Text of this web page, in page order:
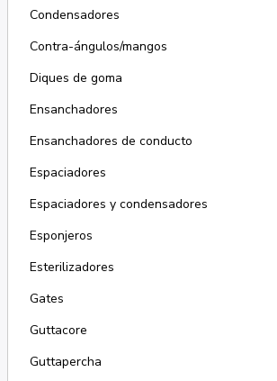
Condensadores
Contra-ángulos/mangos
Diques de goma
Ensanchadores
Ensanchadores de conducto
Espaciadores
Espaciadores y condensadores
Esponjeros
Esterilizadores
Gates
Guttacore
Guttapercha